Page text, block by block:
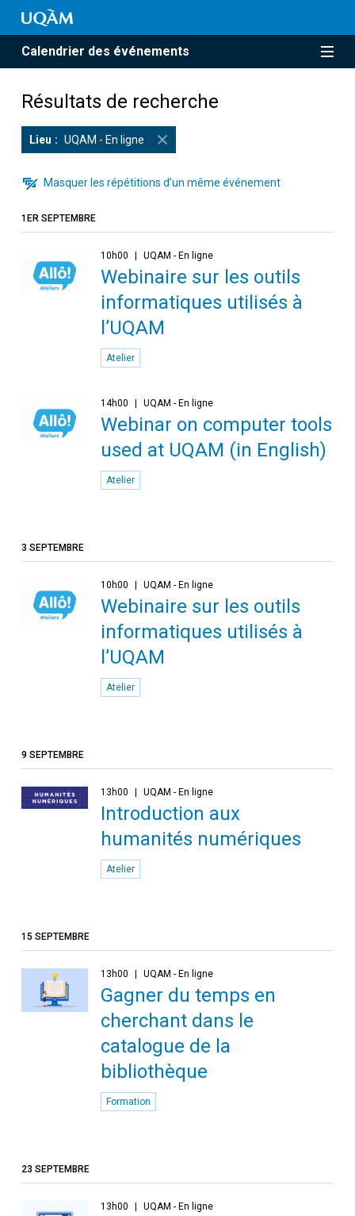
Calendrier des événements
Résultats de recherche
Lieu UQAM - En ligne
Masquer les répétitions d’un même événement
1ER SEPTEMBRE
10h00 UQAM - En ligne
Webinaire sur les outils
informatiques utilisés à
l’UQAM
Atelier
14h00 UQAM - En ligne
Webinar on computer tools
used at UQAM (in English)
Atelier
3 SEPTEMBRE
10h00 UQAM - En ligne
Webinaire sur les outils
informatiques utilisés à
l’UQAM
Atelier
9 SEPTEMBRE
13h00 UQAM - En ligne
Introduction aux
humanités numériques
Atelier
15 SEPTEMBRE
13h00 UQAM - En ligne
Gagner du temps en
cherchant dans le
catalogue de la
bibliothèque
Formation
23 SEPTEMBRE
13h00 UQAM - En ligne